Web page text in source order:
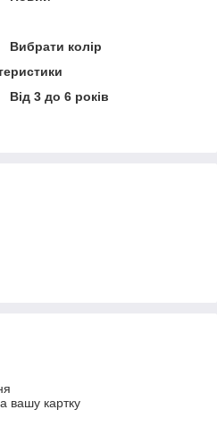
Вибрати колір
Від 3 до 6 років
вашу картку